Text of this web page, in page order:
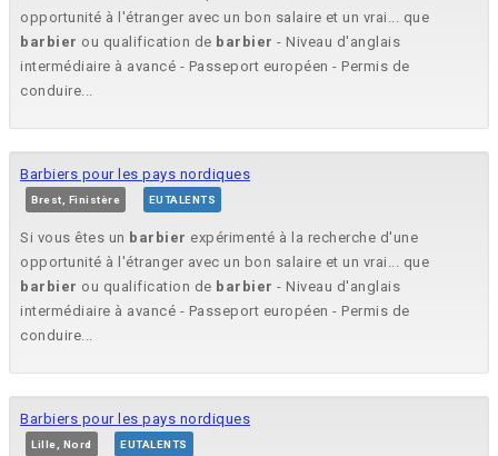
opportunité à l'étranger avec un bon salaire et un vrai... que
barbier ou qualification de barbier - Niveau d'anglais
intermédiaire à avancé - Passeport européen - Permis de
conduire...
Barbiers pour les pays nordiques
Brest, Finistère EUTALENTS
Si vous êtes un barbier expérimenté à la recherche d'une
opportunité à l'étranger avec un bon salaire et un vrai... que
barbier ou qualification de barbier - Niveau d'anglais
intermédiaire à avancé - Passeport européen - Permis de
conduire...
Barbiers pour les pays nordiques
Lille, Nord EUTALENTS